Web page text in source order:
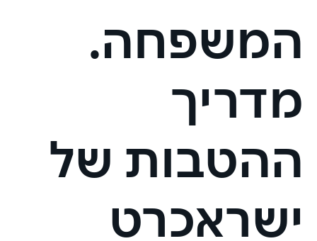
המשפחה.
מדריך
ההטבות של
ישראכרט